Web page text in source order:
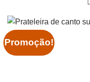
Promoção!